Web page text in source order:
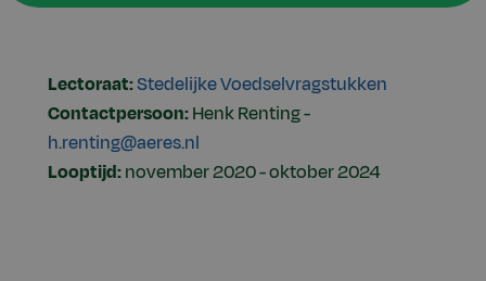
Lectoraat:Stedelijke Voedselvragstukken
Contactpersoon:Henk Renting -
h.renting@aeres.nl
Looptijd:november 2020 - oktober 2024